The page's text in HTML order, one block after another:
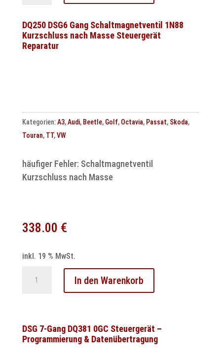
Klonen
0AW927156K
Menge
DQ250 DSG6 Gang Schaltmagnetventil 1N88
Kurzschluss nach Masse Steuergerät
Reparatur
Kategorien:A3,Audi, Beetle, Golf, Octavia, Passat, Skoda,
Touran, TT,VW
häufiger Fehler: Schaltmagnetventil
Kurzschluss nach Masse
338.00 €
inkl. 19 % MwSt.
1N88
Kurzschluss
In den Warenkorb
DSG 7-Gang DQ381 0GC Steuergerät –
Programmierung & Datenübertragung